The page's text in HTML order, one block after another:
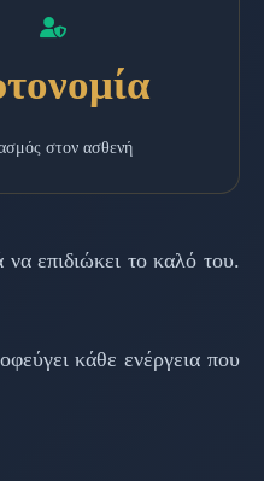
στον ασθενή
επιδιώκει το καλό του.
κάθε ενέργεια που